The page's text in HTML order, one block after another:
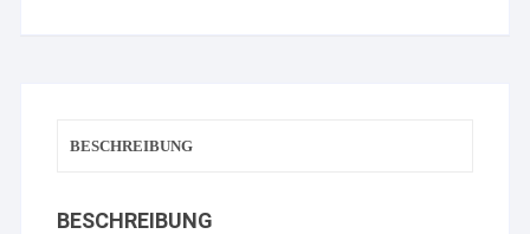
BESCHREIBUNG
BESCHREIBUNG